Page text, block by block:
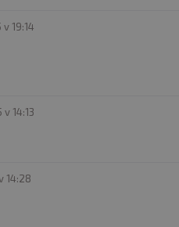
19:14
14:13
14:28